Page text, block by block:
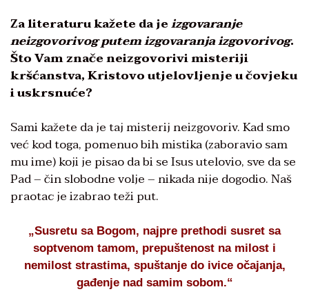
Za literaturu kažete da jeizgovaranje
neizgovorivog putem izgovaranja izgovorivog.
Što Vam znače neizgovorivi misteriji
kršćanstva, Kristovo utjelovljenje u čovjeku
i uskrsnuće?
Sami kažete da je taj misterij neizgovoriv. Kad smo
već kod toga, pomenuo bih mistika (zaboravio sam
mu ime) koji je pisao da bi se Isus utelovio, sve da se
Pad – čin slobodne volje – nikada nije dogodio. Naš
praotac je izabrao teži put.
„Susretu sa Bogom, najpre prethodi susret sa
soptvenom tamom, prepuštenost na milost i
nemilost strastima, spuštanje do ivice očajanja,
gađenje nad samim sobom.“